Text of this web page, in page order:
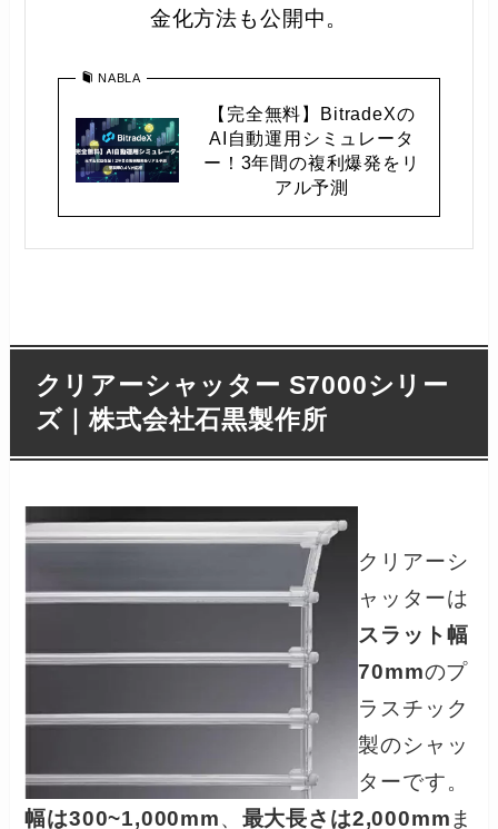
金化方法も公開中。
NABLA
【完全無料】BitradeXの
AI自動運用シミュレータ
ー！3年間の複利爆発をリ
アル予測
クリアーシャッター S7000シリー
ズ｜株式会社石黒製作所
クリアーシ
ャッターは
スラット幅
70mmのプ
ラスチック
製のシャッ
ターです。
幅は300~1,000mm、 最大長さは2,000mmま